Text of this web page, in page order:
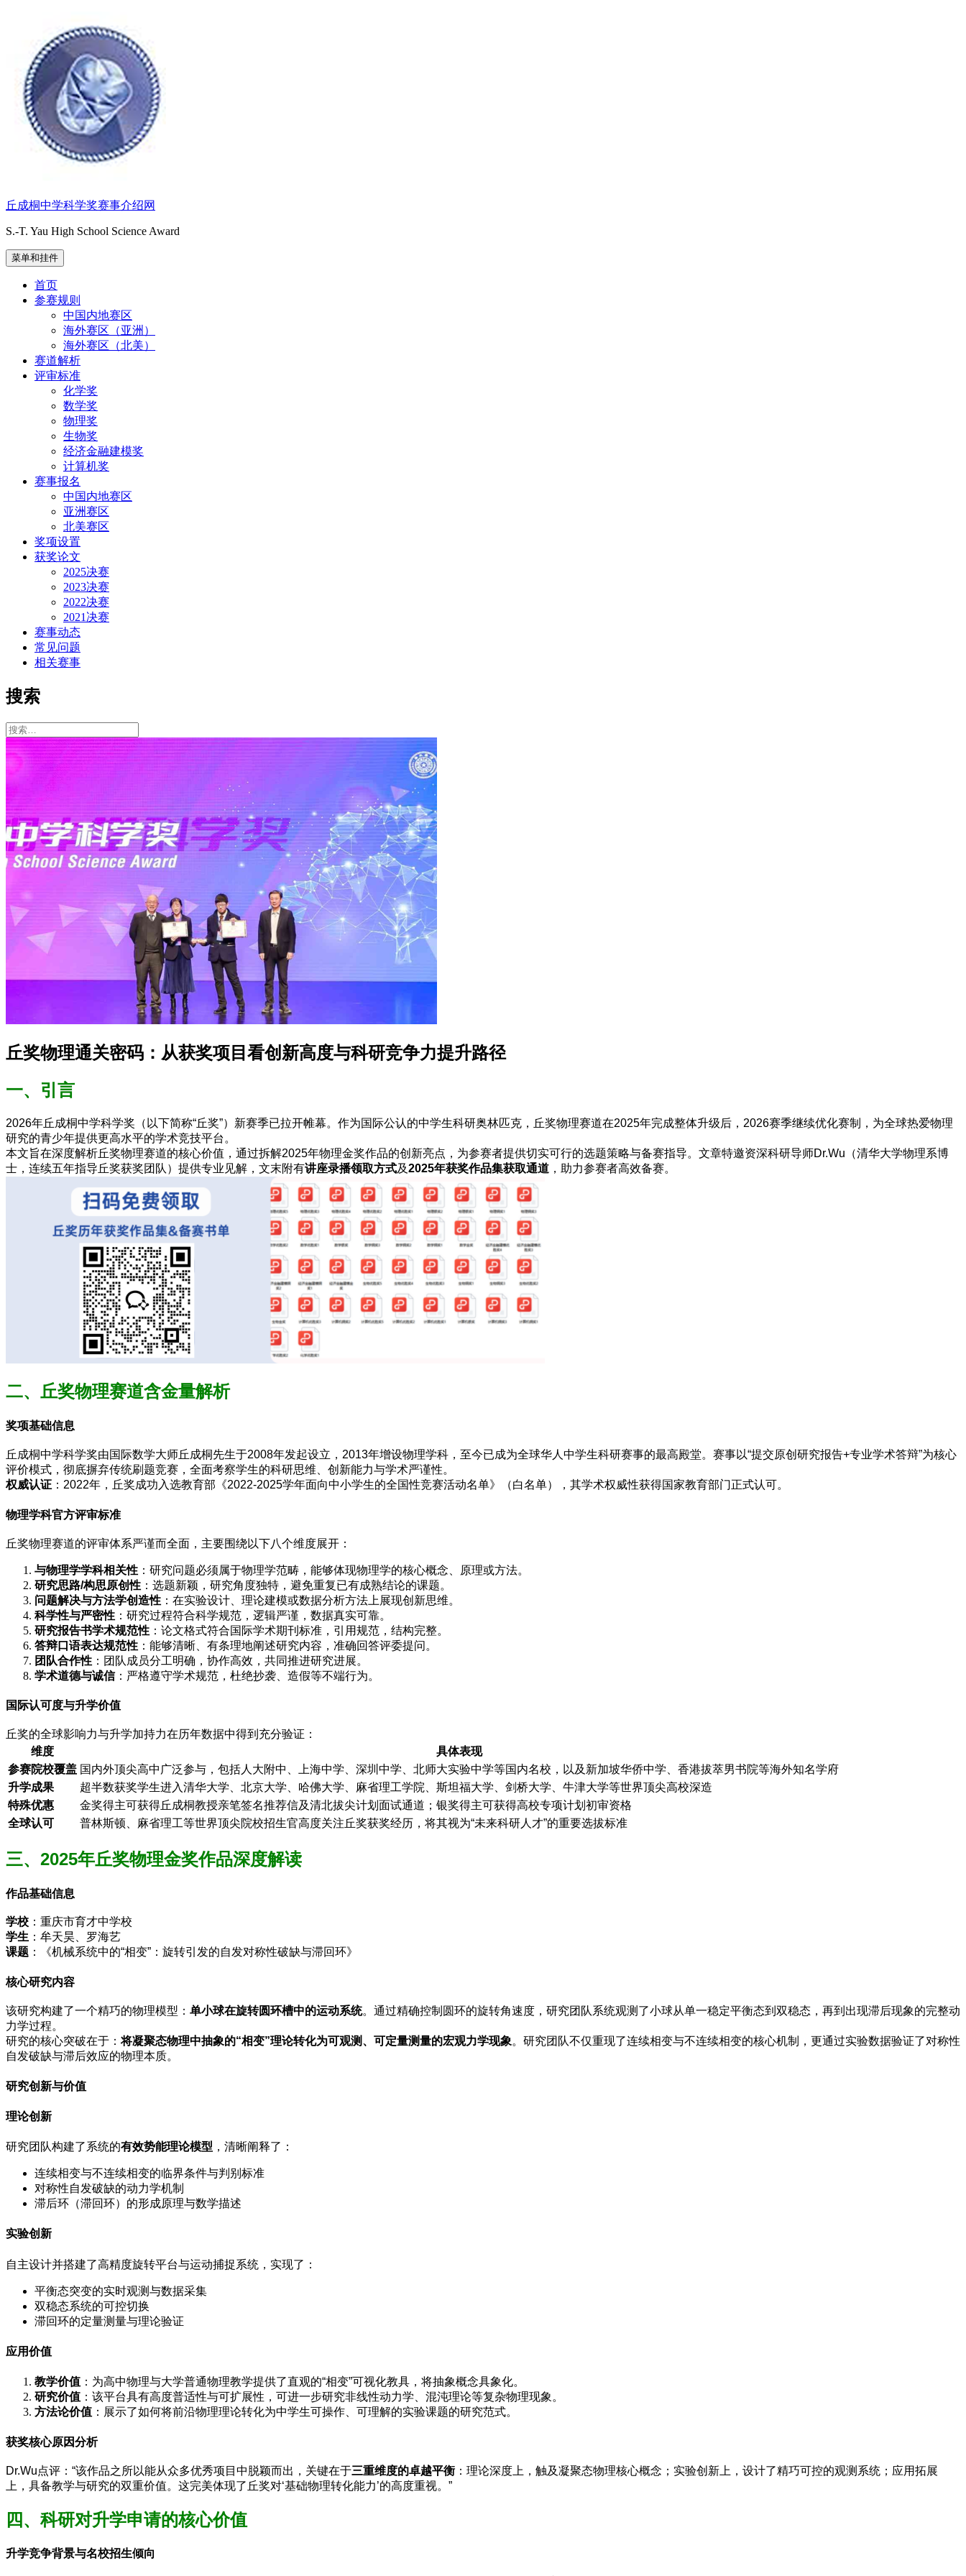
丘成桐中学科学奖赛事介绍网
S.-T. Yau High School Science Award
菜单和挂件
首页
参赛规则
中国内地赛区
海外赛区（亚洲）
海外赛区（北美）
赛道解析
评审标准
化学奖
数学奖
物理奖
生物奖
经济金融建模奖
计算机奖
赛事报名
中国内地赛区
亚洲赛区
北美赛区
奖项设置
获奖论文
2025决赛
2023决赛
2022决赛
2021决赛
赛事动态
常见问题
相关赛事
搜索
搜
索：
丘奖物理通关密码：从获奖项目看创新高度与科研竞争力提升路径
一、引言
2026年丘成桐中学科学奖（以下简称“丘奖”）新赛季已拉开帷幕。作为国际公认的中学生科研奥林匹克，丘奖物理赛道在2025年完成整体升级后，2026赛季继续优化赛制，为全球热爱物理
研究的青少年提供更高水平的学术竞技平台。
本文旨在深度解析丘奖物理赛道的核心价值，通过拆解2025年物理金奖作品的创新亮点，为参赛者提供切实可行的选题策略与备赛指导。文章特邀资深科研导师Dr.Wu（清华大学物理系博
士，连续五年指导丘奖获奖团队）提供专业见解，文末附有讲座录播领取方式及2025年获奖作品集获取通道 ，助力参赛者高效备赛。
二、丘奖物理赛道含金量解析
奖项基础信息
丘成桐中学科学奖由国际数学大师丘成桐先生于2008年发起设立，2013年增设物理学科，至今已成为全球华人中学生科研赛事的最高殿堂。赛事以“提交原创研究报告+专业学术答辩”为核心
评价模式，彻底摒弃传统刷题竞赛，全面考察学生的科研思维、创新能力与学术严谨性。
权威认证 ：2022年，丘奖成功入选教育部《2022-2025学年面向中小学生的全国性竞赛活动名单》（白名单），其学术权威性获得国家教育部门正式认可。
物理学科官方评审标准
丘奖物理赛道的评审体系严谨而全面，主要围绕以下八个维度展开：
与物理学学科相关性 ：研究问题必须属于物理学范畴，能够体现物理学的核心概念、原理或方法。
研究思路/构思原创性 ：选题新颖，研究角度独特，避免重复已有成熟结论的课题。
问题解决与方法学创造性 ：在实验设计、理论建模或数据分析方法上展现创新思维。
科学性与严密性 ：研究过程符合科学规范，逻辑严谨，数据真实可靠。
研究报告书学术规范性 ：论文格式符合国际学术期刊标准，引用规范，结构完整。
答辩口语表达规范性 ：能够清晰、有条理地阐述研究内容，准确回答评委提问。
团队合作性 ：团队成员分工明确，协作高效，共同推进研究进展。
学术道德与诚信：严格遵守学术规范，杜绝抄袭、造假等不端行为。
国际认可度与升学价值
丘奖的全球影响力与升学加持力在历年数据中得到充分验证：
维度
具体表现
参赛院校覆盖 国内外顶尖高中广泛参与，包括人大附中、上海中学、深圳中学、北师大实验中学等国内名校，以及新加坡华侨中学、香港拔萃男书院等海外知名学府
升学成果
超半数获奖学生进入清华大学、北京大学、哈佛大学、麻省理工学院、斯坦福大学、剑桥大学、牛津大学等世界顶尖高校深造
特殊优惠
金奖得主可获得丘成桐教授亲笔签名推荐信及清北拔尖计划面试通道；银奖得主可获得高校专项计划初审资格
全球认可
普林斯顿、麻省理工等世界顶尖院校招生官高度关注丘奖获奖经历，将其视为“未来科研人才”的重要选拔标准
三、2025年丘奖物理金奖作品深度解读
作品基础信息
学校 ：重庆市育才中学校
学生 ：牟天昊、罗海艺
课题 ：《机械系统中的“相变”：旋转引发的自发对称性破缺与滞回环》
核心研究内容
该研究构建了一个精巧的物理模型： 单小球在旋转圆环槽中的运动系统。通过精确控制圆环的旋转角速度，研究团队系统观测了小球从单一稳定平衡态到双稳态，再到出现滞后现象的完整动
力学过程。
研究的核心突破在于：将凝聚态物理中抽象的“相变”理论转化为可观测、可定量测量的宏观力学现象。研究团队不仅重现了连续相变与不连续相变的核心机制，更通过实验数据验证了对称性
自发破缺与滞后效应的物理本质。
研究创新与价值
理论创新
研究团队构建了系统的有效势能理论模型 ，清晰阐释了：
连续相变与不连续相变的临界条件与判别标准
对称性自发破缺的动力学机制
滞后环（滞回环）的形成原理与数学描述
实验创新
自主设计并搭建了高精度旋转平台与运动捕捉系统，实现了：
平衡态突变的实时观测与数据采集
双稳态系统的可控切换
滞回环的定量测量与理论验证
应用价值
教学价值 ：为高中物理与大学普通物理教学提供了直观的“相变”可视化教具，将抽象概念具象化。
研究价值 ：该平台具有高度普适性与可扩展性，可进一步研究非线性动力学、混沌理论等复杂物理现象。
方法论价值 ：展示了如何将前沿物理理论转化为中学生可操作、可理解的实验课题的研究范式。
获奖核心原因分析
Dr.Wu点评：“该作品之所以能从众多优秀项目中脱颖而出，关键在于三重维度的卓越平衡 ：理论深度上，触及凝聚态物理核心概念；实验创新上，设计了精巧可控的观测系统；应用拓展
上，具备教学与研究的双重价值。这完美体现了丘奖对‘基础物理转化能力’的高度重视。”
四、科研对升学申请的核心价值
升学竞争背景与名校招生倾向